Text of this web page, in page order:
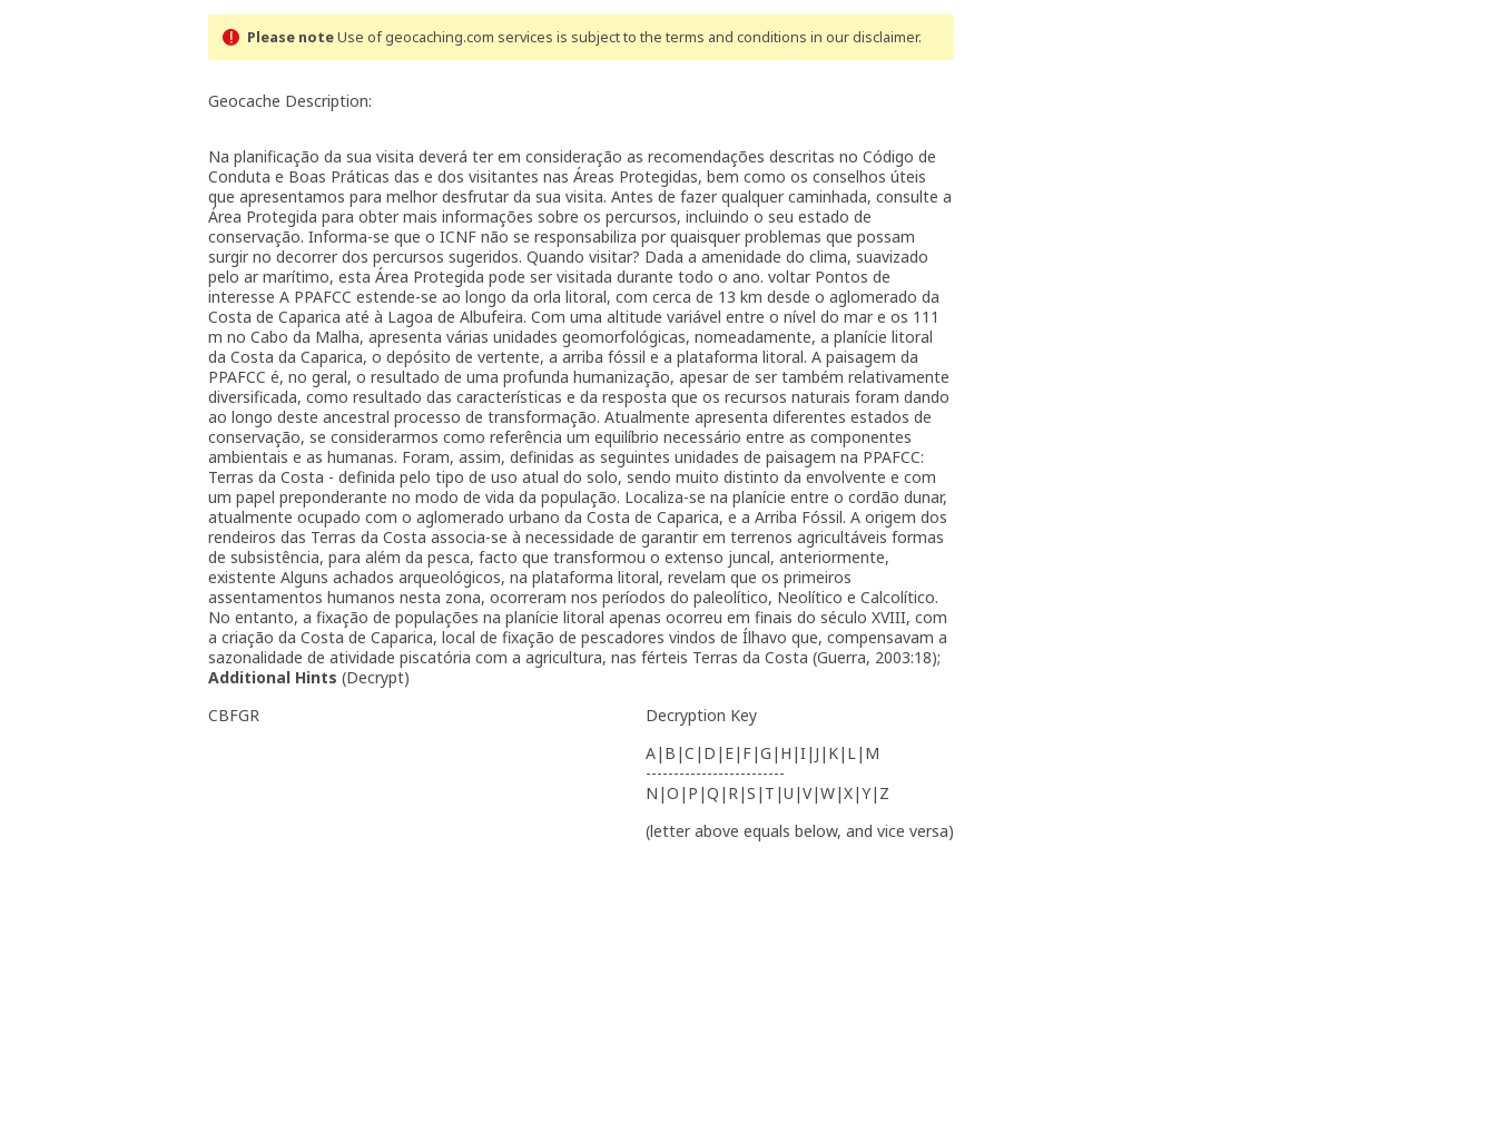
Please noteUse of geocaching.com services is subject to the terms and conditions in our disclaimer.
Geocache Description:
Na planificação da sua visita deverá ter em consideração as recomendações descritas no Código de
Conduta e Boas Práticas das e dos visitantes nas Áreas Protegidas, bem como os conselhos úteis
que apresentamos para melhor desfrutar da sua visita. Antes de fazer qualquer caminhada, consulte a
Área Protegida para obter mais informações sobre os percursos, incluindo o seu estado de
conservação. Informa-se que o ICNF não se responsabiliza por quaisquer problemas que possam
surgir no decorrer dos percursos sugeridos. Quando visitar? Dada a amenidade do clima, suavizado
pelo ar marítimo, esta Área Protegida pode ser visitada durante todo o ano. voltar Pontos de
interesse A PPAFCC estende-se ao longo da orla litoral, com cerca de 13 km desde o aglomerado da
Costa de Caparica até à Lagoa de Albufeira. Com uma altitude variável entre o nível do mar e os 111
m no Cabo da Malha, apresenta várias unidades geomorfológicas, nomeadamente, a planície litoral
da Costa da Caparica, o depósito de vertente, a arriba fóssil e a plataforma litoral. A paisagem da
PPAFCC é, no geral, o resultado de uma profunda humanização, apesar de ser também relativamente
diversificada, como resultado das características e da resposta que os recursos naturais foram dando
ao longo deste ancestral processo de transformação. Atualmente apresenta diferentes estados de
conservação, se considerarmos como referência um equilíbrio necessário entre as componentes
ambientais e as humanas. Foram, assim, definidas as seguintes unidades de paisagem na PPAFCC:
Terras da Costa - definida pelo tipo de uso atual do solo, sendo muito distinto da envolvente e com
um papel preponderante no modo de vida da população. Localiza-se na planície entre o cordão dunar,
atualmente ocupado com o aglomerado urbano da Costa de Caparica, e a Arriba Fóssil. A origem dos
rendeiros das Terras da Costa associa-se à necessidade de garantir em terrenos agricultáveis formas
de subsistência, para além da pesca, facto que transformou o extenso juncal, anteriormente,
existente Alguns achados arqueológicos, na plataforma litoral, revelam que os primeiros
assentamentos humanos nesta zona, ocorreram nos períodos do paleolítico, Neolítico e Calcolítico.
No entanto, a fixação de populações na planície litoral apenas ocorreu em finais do século XVIII, com
a criação da Costa de Caparica, local de fixação de pescadores vindos de Ílhavo que, compensavam a
sazonalidade de atividade piscatória com a agricultura, nas férteis Terras da Costa (Guerra, 2003:18);
Additional Hints (Decrypt)
CBFGR
Decryption Key
A|B|C|D|E|F|G|H|I|J|K|L|M
-------------------------
N|O|P|Q|R|S|T|U|V|W|X|Y|Z
(letter above equals below, and vice versa)